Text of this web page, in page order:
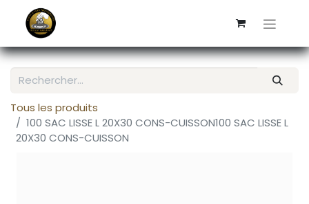
Tous les produits
100 SAC LISSE L 20X30 CONS-CUISSON100 SAC LISSE L
20X30 CONS-CUISSON